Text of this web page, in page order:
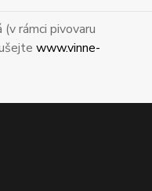
rámci pivovaru
www.vinne-